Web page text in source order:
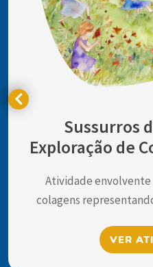
Sussurros
Exploração de
Atividade envolvente
colagens
VER